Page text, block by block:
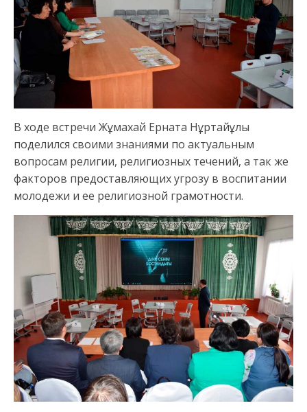
В ходе встречи Жұмахай Ерната Нұртайұлы
поделился своими знаниями по актуальным
вопросам религии, религиозных течений, а так же
факторов предоставляющих угрозу в воспитании
молодежи и ее религиозной грамотности.